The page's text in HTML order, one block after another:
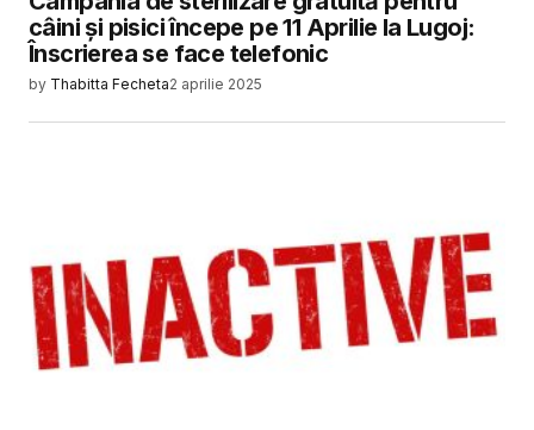
câini și pisici începe pe 11 Aprilie la Lugoj:
Înscrierea se face telefonic
by Thabitta Fecheta2 aprilie 2025